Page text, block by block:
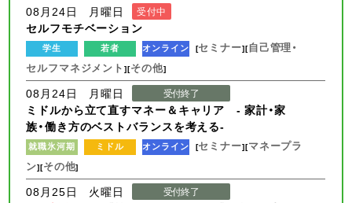
08月24日 月曜日 受付中
セルフモチベーション
学生 若者 オンライン [セミナー][自己管理・
セルフマネジメント][その他]
08月24日 月曜日 受付終了
ミドルから立て直すマネー＆キャリア - 家計・家
族・働き方のベストバランスを考える-
就職氷河期 ミドル オンライン [セミナー][マネープラ
ン][その他]
08月25日 火曜日 受付終了